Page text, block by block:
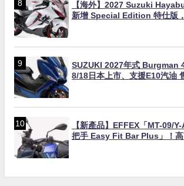
【海外】2027 Suzuki
新增 Special Edition 特仕版
SUZUKI 2027年式 Burgman
8/18日本上市、支援E10汽油
【新產品】EFFEX「MT-09/
把手 Easy Fit Bar Plus」！